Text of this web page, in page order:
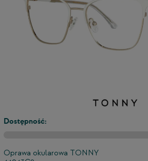
Dostępność:
Oprawa okularowa TONNY